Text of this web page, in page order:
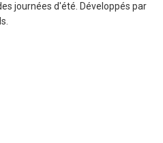
journées d'été. Développés par